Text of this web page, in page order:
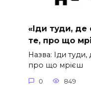
«Іди туди,
те, про що
Назва: Іди
про що мрієш
0 849